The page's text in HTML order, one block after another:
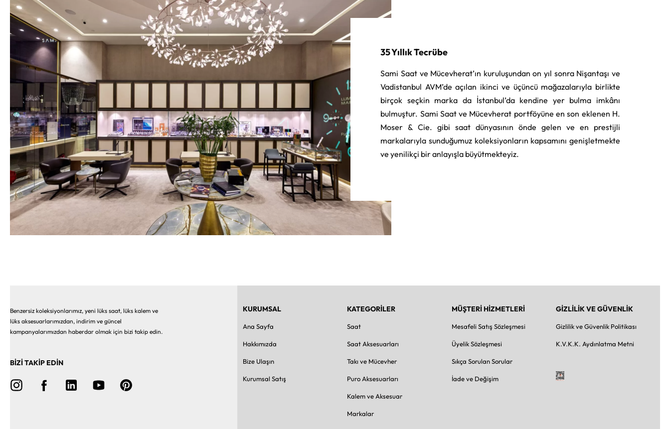
35 Yıllık Tecrübe
Sami Saat ve Mücevherat’ın kuruluşundan on yıl sonra Nişantaşı ve
Vadistanbul AVM’de açılan ikinci ve üçüncü mağazalarıyla birlikte
birçok seçkin marka da İstanbul’da kendine yer bulma imkânı
bulmuştur. Sami Saat ve Mücevherat portföyüne en son eklenen H.
Moser & Cie. gibi saat dünyasının önde gelen ve en prestijli
markalarıyla sunduğumuz koleksiyonların kapsamını genişletmekte
ve yenilikçi bir anlayışla büyütmekteyiz.
Benzersiz koleksiyonlarımız, yeni lüks saat, lüks kalem ve
lüks aksesuarlarımızdan, indirim ve güncel
kampanyalarımızdan haberdar olmak için bizi takip edin.
BİZİ TAKİP EDİN
KURUMSAL
Ana Sayfa
Hakkımızda
Bize Ulaşın
Kurumsal Satış
KATEGORİLER
Saat
Saat Aksesuarları
Takı ve Mücevher
Puro Aksesuarları
Kalem ve Aksesuar
Markalar
MÜŞTERİ HİZMETLERİ
Mesafeli Satış Sözleşmesi
Üyelik Sözleşmesi
Sıkça Sorulan Sorular
İade ve Değişim
GİZLİLİK VE GÜVENLİK
Gizlilik ve Güvenlik Politikası
K.V.K.K. Aydınlatma Metni